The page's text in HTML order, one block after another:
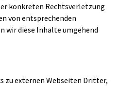
konkreten Rechtsverletzung
von entsprechenden
wir diese Inhalte umgehend
zu externen Webseiten Dritter,